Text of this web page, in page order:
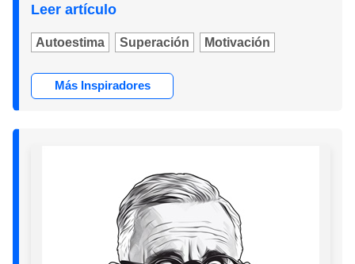
Leer artículo
Autoestima Superación Motivación
Más Inspiradores